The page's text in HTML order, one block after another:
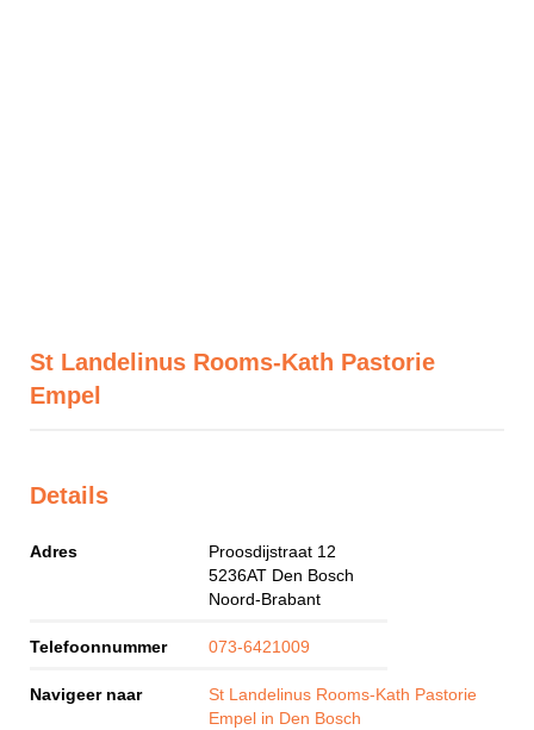
St Landelinus Rooms-Kath Pastorie
Empel
Details
Adres
Proosdijstraat 12
5236AT Den Bosch
Noord-Brabant
Telefoonnummer 073-6421009
Navigeer naar
St Landelinus Rooms-Kath Pastorie
Empel in Den Bosch